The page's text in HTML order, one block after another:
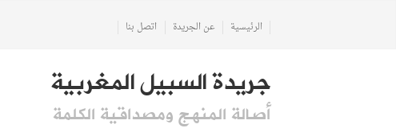
الرئيسية عن الجريدة اتصل بنا
جريدة السبيل المغربية
أصالة المنهج ومصداقية الكلمة